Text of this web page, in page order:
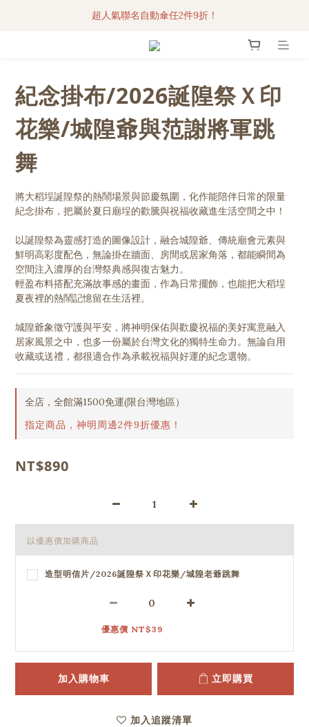
3C科技好物｜任選2件95折！
超人氣聯名自動傘任2件9折！
3C科技好物｜任選2件95折！
紀念掛布/2026誕隍祭Ｘ印
花樂/城隍爺與范謝將軍跳
舞
將大稻埕誕隍祭的熱鬧場景與節慶氛圍，化作能陪伴日常的限量
紀念掛布，把屬於夏日廟埕的歡騰與祝福收藏進生活空間之中！
以誕隍祭為靈感打造的圖像設計，融合城隍爺、傳統廟會元素與
鮮明高彩度配色，無論掛在牆面、房間或居家角落，都能瞬間為
空間注入濃厚的台灣祭典感與復古魅力。
輕盈布料搭配充滿故事感的畫面，作為日常擺飾，也能把大稻埕
夏夜裡的熱鬧記憶留在生活裡。
城隍爺象徵守護與平安，將神明保佑與歡慶祝福的美好寓意融入
居家風景之中，也多一份屬於台灣文化的獨特生命力。無論自用
收藏或送禮，都很適合作為承載祝福與好運的紀念選物。
全店，全館滿1500免運(限台灣地區）
指定商品，神明周邊2件9折優惠！
NT$890
以優惠價加購商品
造型明信片/2026誕隍祭Ｘ印花樂/城隍老爺跳舞
優惠價 NT$39
加入購物車 立即購買
加入追蹤清單